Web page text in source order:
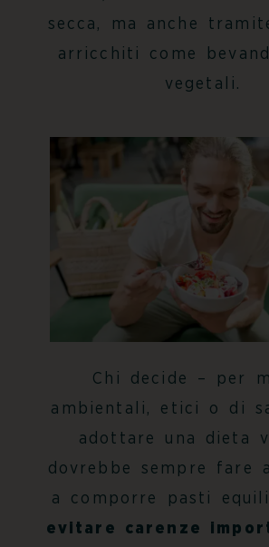
secca, ma anche
arricchiti come
vegetali.
Chi decide – per
ambientali, etici o di
adottare una dieta
dovrebbe sempre fare
a comporre pasti
evitare carenze